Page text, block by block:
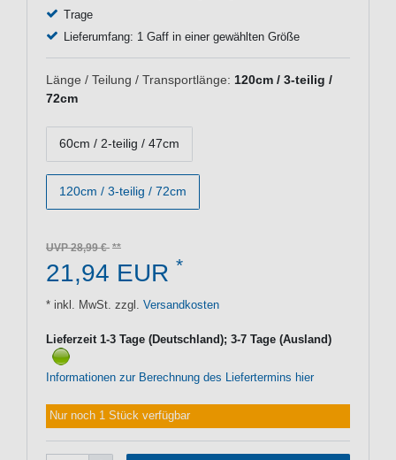
Trage
Lieferumfang: 1 Gaff in einer gewählten Größe
Länge / Teilung / Transportlänge: 120cm / 3-teilig /
72cm
60cm / 2-teilig / 47cm
120cm / 3-teilig / 72cm
UVP 28,99 €
21,94 EUR *
* inkl. MwSt. zzgl. Versandkosten
Lieferzeit 1-3 Tage (Deutschland); 3-7 Tage (Ausland)
Informationen zur Berechnung des Liefertermins hier
Nur noch 1 Stück verfügbar